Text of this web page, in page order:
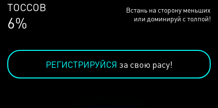
ЛЮДЕЙ
68%
Встань на сторону меньших
или доминируй с толпой!
РЕГИСТРИРУЙСЯ за свою расу!